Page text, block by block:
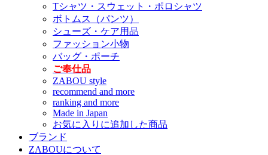
Tシャツ・スウェット・ポロシャツ
ボトムス（パンツ）
シューズ・ケア用品
ファッション小物
バッグ・ポーチ
ご奉仕品
ZABOU style
recommend and more
ranking and more
Made in Japan
お気に入りに追加した商品
ブランド
ZABOUについて